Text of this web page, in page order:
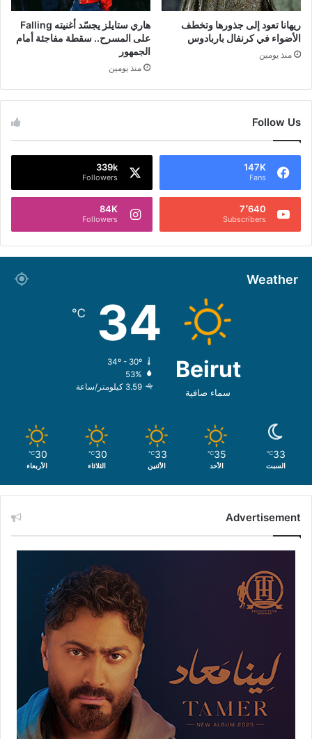
ريهانا تعود إلى جذورها وتخطف
الأضواء في كرنفال باربادوس
منذ يومين
هاري ستايلز يجسّد أغنيته Falling
على المسرح.. سقطة مفاجئة أمام
الجمهور
منذ يومين
Follow Us
147K
Fans
339k
Followers
7٬640
Subscribers
84K
Followers
Weather
Beirut
سماء صافية
34
℃
34º - 30º
53%
3.59 كيلومتر/ساعة
33
℃
السبت
35
℃
الأحد
33
℃
الأثنين
30
℃
الثلاثاء
30
℃
الأربعاء
Advertisement